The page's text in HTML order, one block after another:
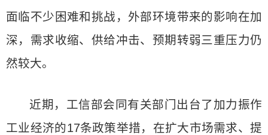
面临不少困难和挑战，外部环境带来的影响在加
深，需求收缩、供给冲击、预期转弱三重压力仍
然较大。
近期，工信部会同有关部门出台了加力振作
工业经济的17条政策举措，在扩大市场需求、提